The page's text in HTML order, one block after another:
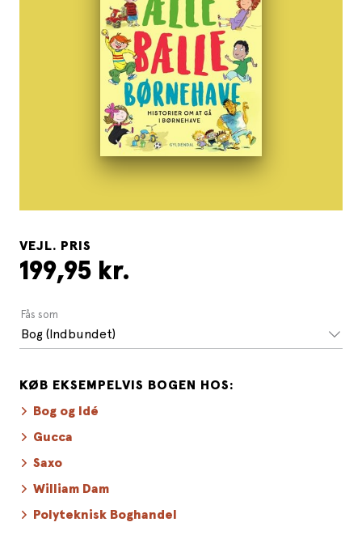
VEJL. PRIS
199,95 kr.
Fås som
Bog (Indbundet)
KØB EKSEMPELVIS BOGEN HOS:
Bog og Idé
Gucca
Saxo
William Dam
Polyteknisk Boghandel